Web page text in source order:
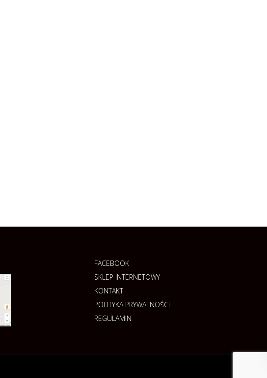
FACEBOOK
SKLEP INTERNETOWY
KONTAKT
POLITYKA PRYWATNOŚCI
REGULAMIN